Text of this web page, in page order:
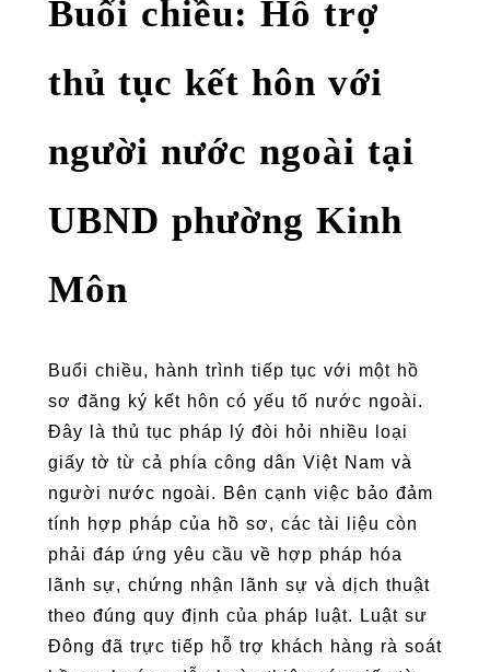
Buổi chiều: Hỗ trợ
thủ tục kết hôn với
người nước ngoài tại
UBND phường Kinh
Môn
Buổi chiều, hành trình tiếp tục với một hồ
sơ đăng ký kết hôn có yếu tố nước ngoài.
Đây là thủ tục pháp lý đòi hỏi nhiều loại
giấy tờ từ cả phía công dân Việt Nam và
người nước ngoài. Bên cạnh việc bảo đảm
tính hợp pháp của hồ sơ, các tài liệu còn
phải đáp ứng yêu cầu về hợp pháp hóa
lãnh sự, chứng nhận lãnh sự và dịch thuật
theo đúng quy định của pháp luật. Luật sư
Đông đã trực tiếp hỗ trợ khách hàng rà soát